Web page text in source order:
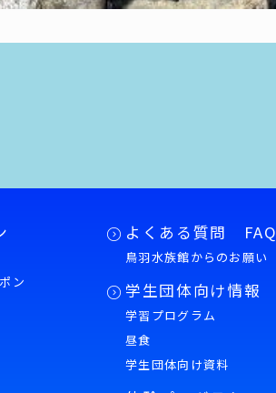
ン
よくある質問 FAQ
鳥羽水族館からのお願い
学生団体向け情報
学習プログラム
昼食
学生団体向け資料